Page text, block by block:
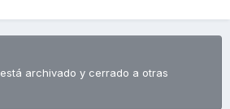
archivado y cerrado a otras